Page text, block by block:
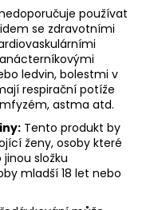
používat
se zdravotními
ledvin, bolestmi v
respirační potíže
astma atd.
Tento produkt by
ženy, osoby které
složku
mladší 18 let nebo